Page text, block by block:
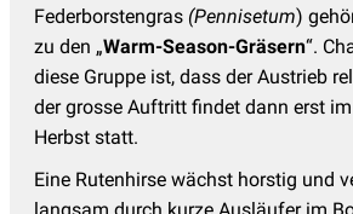
Federborstengras (Pennisetum)
zu den „Warm-Season-Gräsern“.
diese Gruppe ist, dass der Austrieb
der grosse Auftritt findet dann erst
Herbst statt.
Eine Rutenhirse wächst horstig und